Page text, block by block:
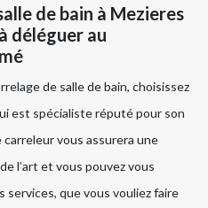
de bain à Mezieres
déléguer au
de salle de bain, choisissez
est spécialiste réputé pour son
carreleur vous assurera une
l’art et vous pouvez vous
que vous vouliez faire